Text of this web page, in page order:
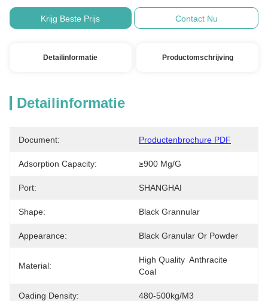
Krijg Beste Prijs Contact Nu
Detailinformatie Productomschrijving
Detailinformatie
Document: Productenbrochure PDF
Adsorption Capacity: ≥900 Mg/g
Port: SHANGHAI
Shape: Black Grannular
Appearance: Black Granular Or Powder
Material:
High Quality  Anthracite
Coal
Oading Density: 480-500kg/m3